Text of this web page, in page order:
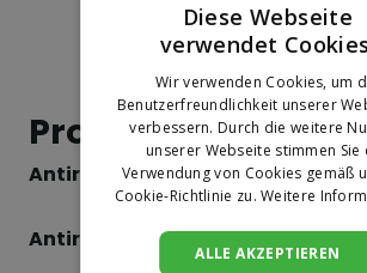
Antirutschband schwarz 19 mm
Antirutschband Schwarz
Diese Webseite
verwendet
Wir verwenden Cookies, um
Benutzerfreundlichkeit unserer
verbessern. Durch die weitere
unserer Webseite stimmen Sie
Verwendung von Cookies gemäß
Cookie-Richtlinie zu. Weitere
ALLE AKZEPTIEREN